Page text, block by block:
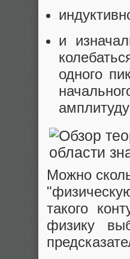
и
одного
Можно
такого
физику